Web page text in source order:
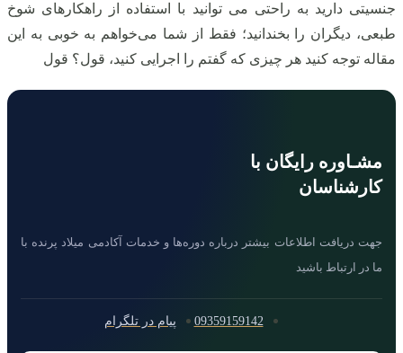
جنسیتی دارید به‌ راحتی می‌ توانید با استفاده از راهکارهای شوخ
طبعی، دیگران را بخندانید؛ فقط از شما می‌خواهم به‌ خوبی به این
مقاله توجه کنید هر چیزی که گفتم را اجرایی کنید، قول؟ قول
مشـاوره رایگان با
کارشناسان
جهت دریافت اطلاعات بیشتر درباره دوره‌ها و خدمات آکادمی میلاد پرنده با
ما در ارتباط باشید
09359159142 پیام در تلگرام